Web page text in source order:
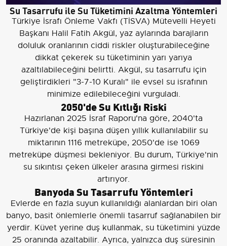
Su Tasarrufu ile Su Tüketimini Azaltma Yöntemleri
Türkiye İsrafı Önleme Vakfı (TİSVA) Mütevelli Heyeti
Başkanı Halil Fatih Akgül, yaz aylarında barajların
doluluk oranlarının ciddi riskler oluşturabileceğine
dikkat çekerek su tüketiminin yarı yarıya
azaltılabileceğini belirtti. Akgül, su tasarrufu için
geliştirdikleri "3-7-10 Kuralı" ile evsel su israfının
minimize edilebileceğini vurguladı.
2050'de Su Kıtlığı Riski
Hazırlanan 2025 İsraf Raporu'na göre, 2040'ta
Türkiye'de kişi başına düşen yıllık kullanılabilir su
miktarının 1116 metreküpe, 2050'de ise 1069
metreküpe düşmesi bekleniyor. Bu durum, Türkiye'nin
su sıkıntısı çeken ülkeler arasına girmesi riskini
artırıyor.
Banyoda Su Tasarrufu Yöntemleri
Evlerde en fazla suyun kullanıldığı alanlardan biri olan
banyo, basit önlemlerle önemli tasarruf sağlanabilen bir
yerdir. Küvet yerine duş kullanmak, su tüketimini yüzde
25 oranında azaltabilir. Ayrıca, yalnızca duş süresinin